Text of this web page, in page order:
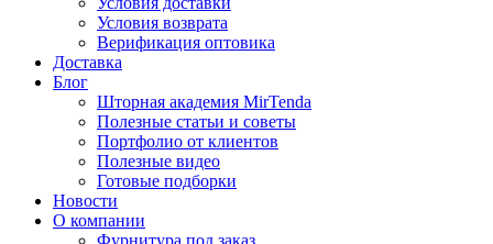
Условия возврата
Верификация оптовика
Доставка
Блог
Шторная академия MirTenda
Полезные статьи и советы
Портфолио от клиентов
Полезные видео
Готовые подборки
Новости
О компании
Фурнитура под заказ